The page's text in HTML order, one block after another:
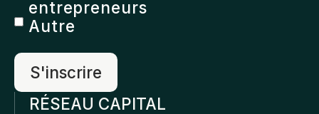
entrepreneurs
Autre
RÉSEAU CAPITAL